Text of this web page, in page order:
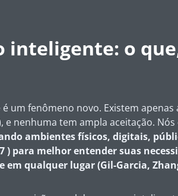
inteligente: o
um fenômeno novo. Existem
e nenhuma tem ampla aceitação.
ambientes físicos, digitais,
) para melhor entender suas
em qualquer lugar (Gil-Garcia,